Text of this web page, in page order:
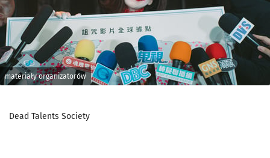
materiały organizatorów
Dead Talents Society